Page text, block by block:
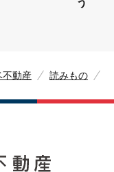
う
不動産 読みもの